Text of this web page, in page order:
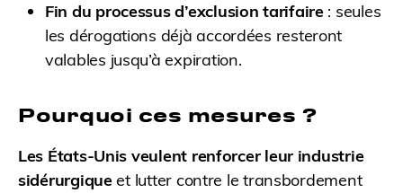
Fin du processus d’exclusion tarifaire: seules
les dérogations déjà accordées resteront
valables jusqu’à expiration.
Pourquoi ces mesures ?
Les États-Unis veulent renforcer leur industrie
sidérurgiqueet lutter contre le transbordement